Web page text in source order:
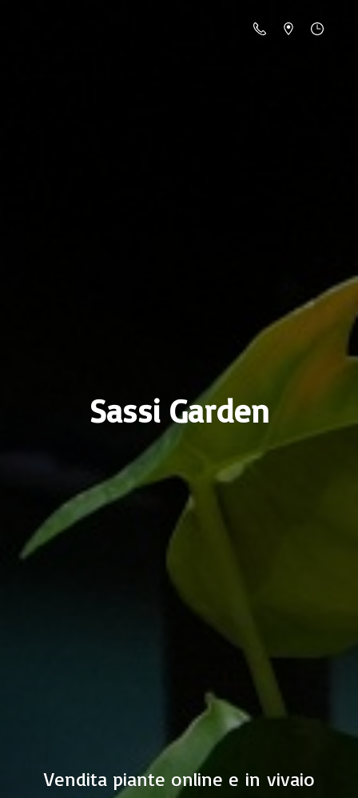
Sassi Garden
Vendita piante online e in vivaio